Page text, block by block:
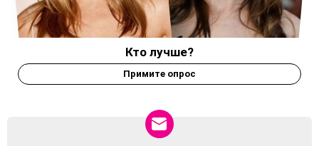
Кто лучше?
Примите опрос